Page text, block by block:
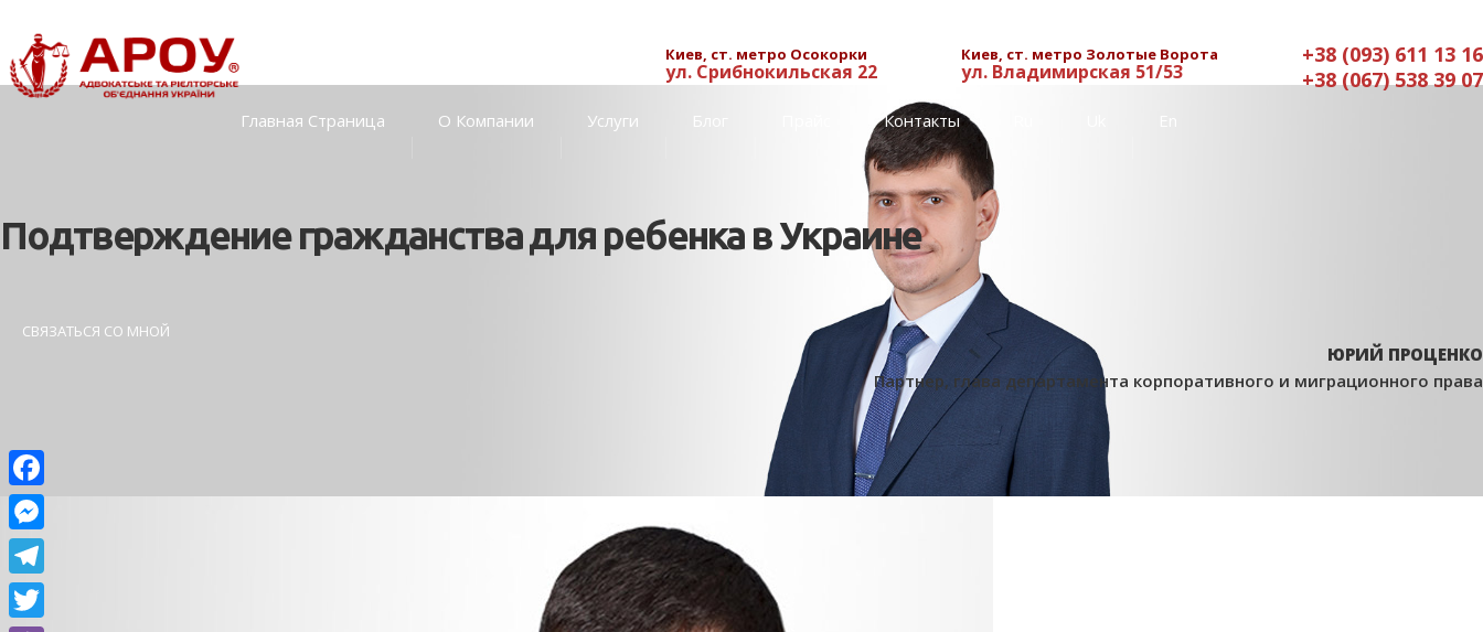
+38 (093) 611 13 16
+38 (067) 538 39 07
Киев, ст. метро Золотые Ворота
ул. Владимирская 51/53
Киев, ст. метро Осокорки
ул. Срибнокильская 22
Главная Страница О Компании Услуги Контакты
Подтверждение гражданства для ребенка в Украине
СВЯЗАТЬСЯ СО МНОЙ
ЮРИЙ ПРОЦЕНКО
Партнер, глава департамента корпоративного и миграционного права
Facebook
Messenger
Telegram